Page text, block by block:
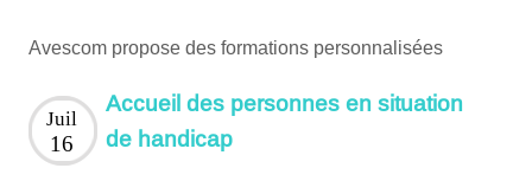
Avescom propose des formations personnalisées
Accueil des personnes en situation
de handicap
Juil
16